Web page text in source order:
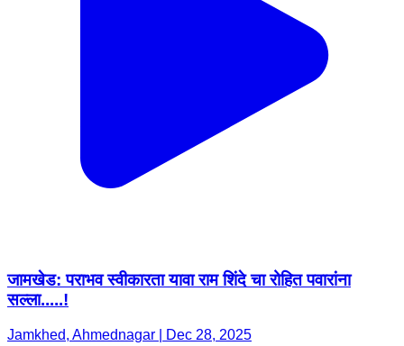
जामखेड: पराभव स्वीकारता यावा राम शिंदे चा रोहित पवारांना
सल्ला.....!
Jamkhed, Ahmednagar | Dec 28, 2025